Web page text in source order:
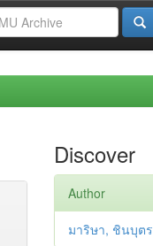
Discover
Author
มาริษา, ชินบุตร